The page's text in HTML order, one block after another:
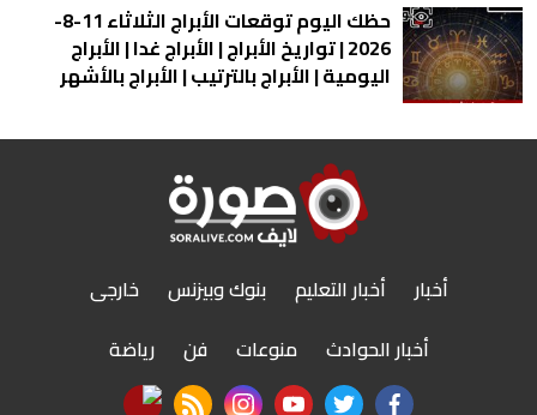
حظك اليوم توقعات الأبراج الثلاثاء 11-8-
2026 | تواريخ الأبراج | الأبراج غدا | الأبراج
اليومية | الأبراج بالترتيب | الأبراج بالأشهر
أخبار أخبار التعليم بنوك وبيزنس
خارجى
أخبار الحوادث
منوعات فن
رياضة
facebook
twitter
youtube
instagram
rss feed
nabd app